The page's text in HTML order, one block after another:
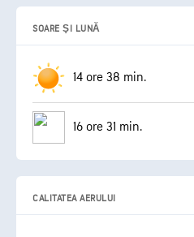
SOARE ŞI LUNĂ
14 ore 38 min.
16 ore 31 min.
CALITATEA AERULUI